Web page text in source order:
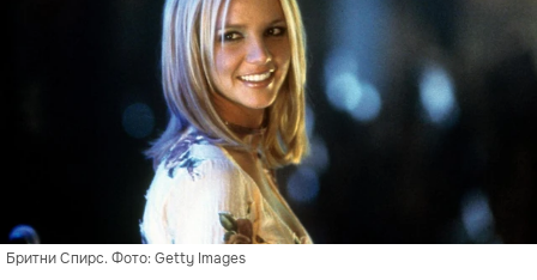
Бритни Спирс. Фото: Getty Images